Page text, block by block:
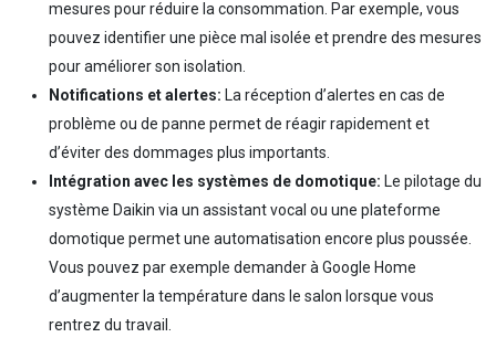
mesures pour réduire la consommation. Par exemple, vous
pouvez identifier une pièce mal isolée et prendre des mesures
pour améliorer son isolation.
Notifications et alertes: La réception d’alertes en cas de
problème ou de panne permet de réagir rapidement et
d’éviter des dommages plus importants.
Intégration avec les systèmes de domotique: Le pilotage du
système Daikin via un assistant vocal ou une plateforme
domotique permet une automatisation encore plus poussée.
Vous pouvez par exemple demander à Google Home
d’augmenter la température dans le salon lorsque vous
rentrez du travail.